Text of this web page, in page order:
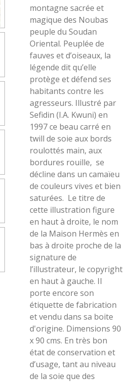
montagne sacrée et
magique des Noubas
peuple du Soudan
Oriental. Peuplée de
fauves et d’oiseaux, la
légende dit qu’elle
protège et défend ses
habitants contre les
agresseurs. Illustré par
Sefidin (I.A. Kwuni) en
1997 ce beau carré en
twill de soie aux bords
roulottés main, aux
bordures rouille, se
décline dans un camaïeu
de couleurs vives et bien
saturées. Le titre de
cette illustration figure
en haut à droite, le nom
de la Maison Hermès en
bas à droite proche de la
signature de
l’illustrateur, le copyright
en haut à gauche. Il
porte encore son
étiquette de fabrication
et vendu dans sa boite
d'origine. Dimensions 90
x 90 cms. En très bon
état de conservation et
d’usage, tant au niveau
de la soie que des